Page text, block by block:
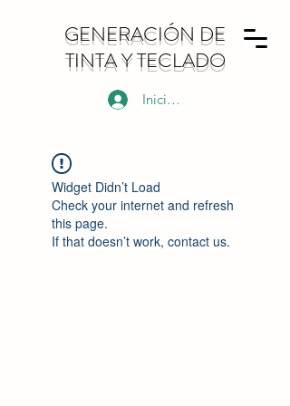
GENERACIÓN DE
TINTA Y TECLADO
Iniciar sesión
Widget Didn’t Load
Check your internet and refresh
this page.
If that doesn’t work, contact us.